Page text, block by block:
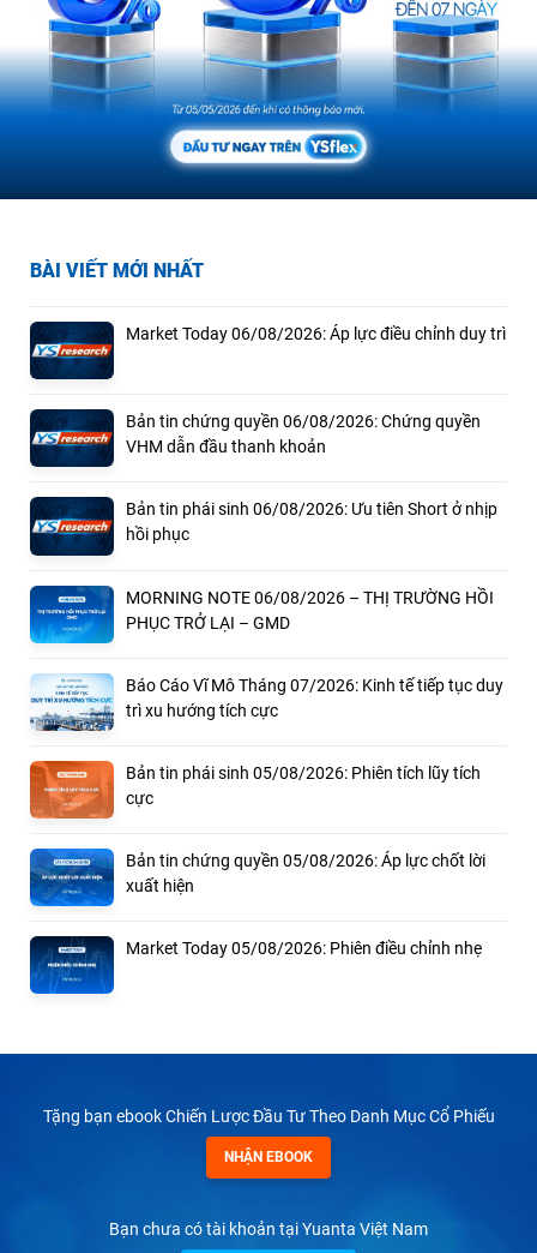
BÀI VIẾT MỚI NHẤT
Market Today 06/08/2026: Áp lực điều chỉnh duy trì
Bản tin chứng quyền 06/08/2026: Chứng quyền
VHM dẫn đầu thanh khoản
Bản tin phái sinh 06/08/2026: Ưu tiên Short ở nhịp
hồi phục
MORNING NOTE 06/08/2026 – THỊ TRƯỜNG HỒI
PHỤC TRỞ LẠI – GMD
Báo Cáo Vĩ Mô Tháng 07/2026: Kinh tế tiếp tục duy
trì xu hướng tích cực
Bản tin phái sinh 05/08/2026: Phiên tích lũy tích
cực
Bản tin chứng quyền 05/08/2026: Áp lực chốt lời
xuất hiện
Market Today 05/08/2026: Phiên điều chỉnh nhẹ
Tặng bạn ebook Chiến Lược Đầu Tư Theo Danh Mục Cổ Phiếu
NHẬN EBOOK
Bạn chưa có tài khoản tại Yuanta Việt Nam